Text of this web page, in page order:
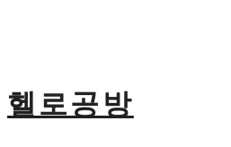
헬로공방